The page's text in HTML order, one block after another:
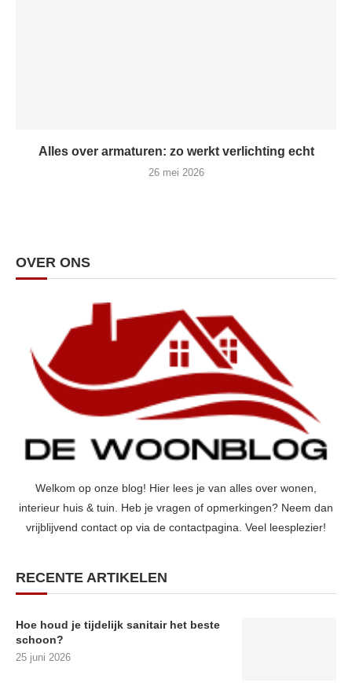
Alles over armaturen: zo werkt verlichting echt
26 mei 2026
OVER ONS
Welkom op onze blog! Hier lees je van alles over wonen,
interieur huis & tuin. Heb je vragen of opmerkingen? Neem dan
vrijblijvend contact op via de contactpagina. Veel leesplezier!
RECENTE ARTIKELEN
Hoe houd je tijdelijk sanitair het beste
schoon?
25 juni 2026